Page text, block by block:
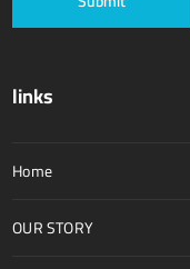
links
Home
OUR STORY